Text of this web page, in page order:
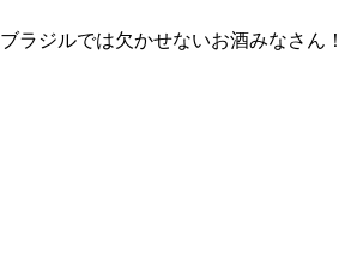
ラジルでは欠かせないお酒みなさ